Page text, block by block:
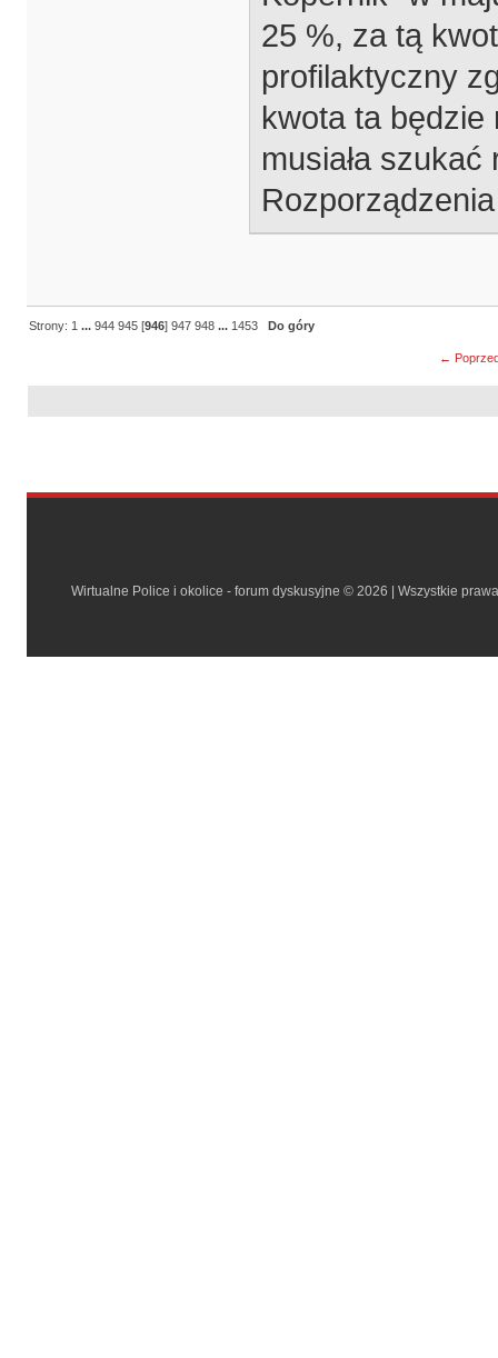
25 %, za tą
profilaktyczny
kwota ta
musiała
Rozporządzenia
Strony: 1 ...944 945 [946]947 948 ... 1453 Do góry
←
Wirtualne Police i okolice - forum dyskusyjne © 2026 | Wszystkie